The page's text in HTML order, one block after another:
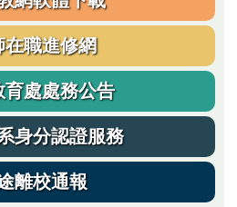
在職進修網
育處處務公告
身分認證服務
離校通報